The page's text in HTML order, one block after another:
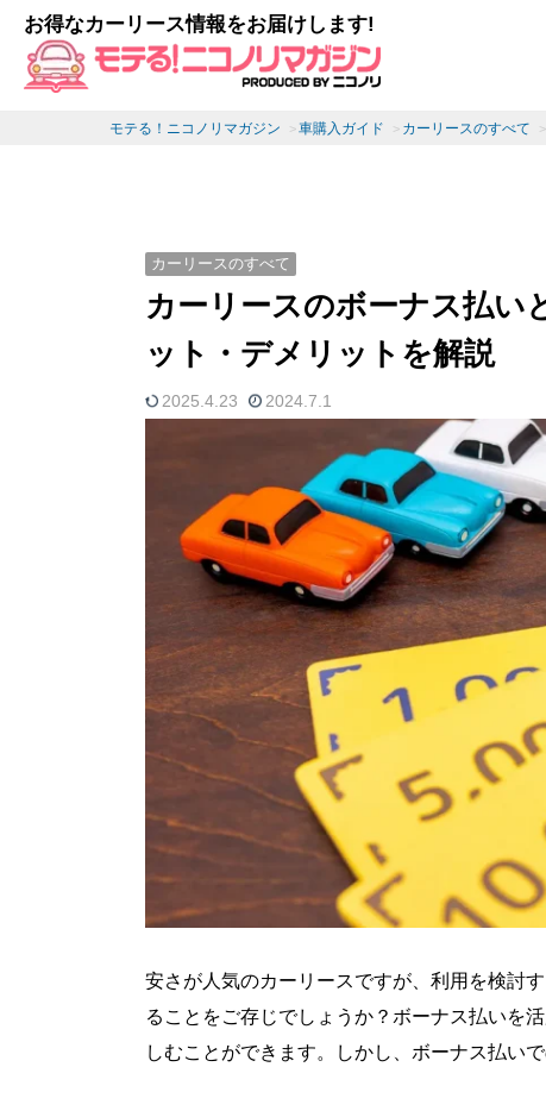
お得なカーリース情報をお届けします!
モテる！ニコノリマガジン 車購入ガイド カーリースのすべて
カーリースのすべて
カーリースのボーナス払い
ット・デメリットを解説
2025.4.23 2024.7.1
安さが人気のカーリースですが、利用を検討
ることをご存じでしょうか？ボーナス払いを
しむことができます。しかし、ボーナス払い